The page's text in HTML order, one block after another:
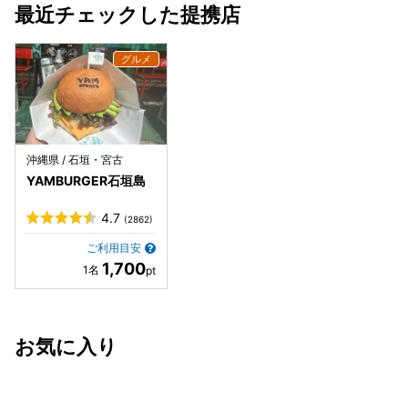
最近チェックした提携店
沖縄県 / 石垣・宮古
YAMBURGER石垣島
4.7 (2862)
ご利用目安
1,700
お気に入り